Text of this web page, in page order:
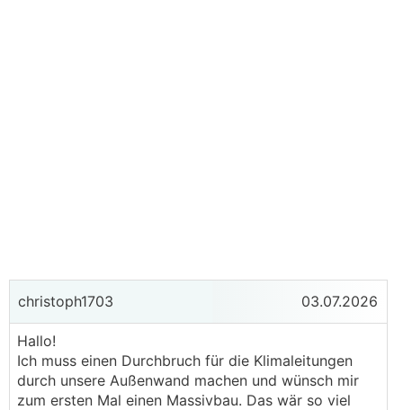
christoph1703 03.07.2026
Hallo!
Ich muss einen Durchbruch für die Klimaleitungen
durch unsere Außenwand machen und wünsch mir
zum ersten Mal einen Massivbau. Das wär so viel